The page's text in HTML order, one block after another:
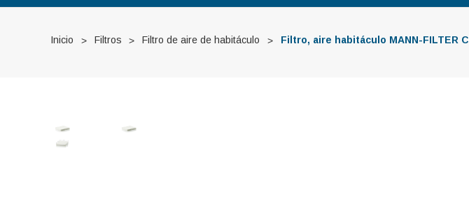
Inicio Filtros Filtro de aire de habitáculo Filtro, aire habitáculo MANN-FILTER